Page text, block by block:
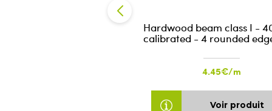
Hardwood beam class I -
calibrated - 4 rounded
4.45€/m
Voir produit